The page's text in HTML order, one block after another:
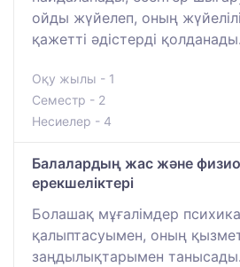
ойды жүйелеп, оның
қажетті әдістерді қолданады.
Оқу жылы - 1
Семестр - 2
Несиелер - 4
Балалардың жас және
ерекшеліктері
Болашақ мұғалімдер
қалыптасуымен, оның
заңдылықтарымен